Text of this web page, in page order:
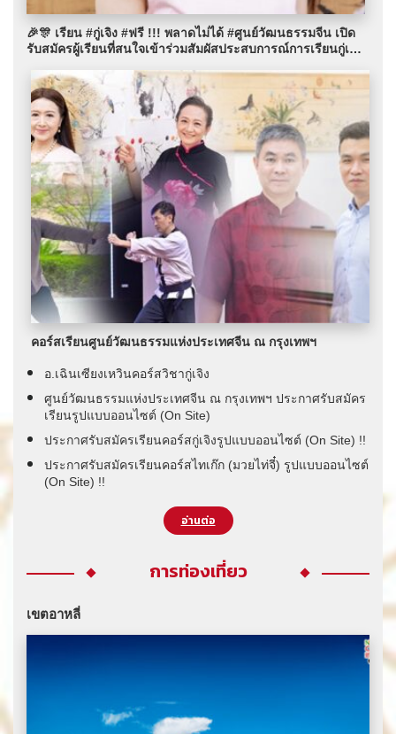
🎉🎊 เรียน #กู่เจิง #ฟรี !!! พลาดไม่ได้ #ศูนย์วัฒนธรรมจีน เปิด
รับสมัครผู้เรียนที่สนใจเข้าร่วมสัมผัสประสบการณ์การเรียนกู่เจิ
คอร์สเรียนศูนย์วัฒนธรรมแห่งประเทศจีน ณ กรุงเทพฯ
อ.เฉินเซียงเหวินคอร์สวิชากู่เจิง
ศูนย์วัฒนธรรมแห่งประเทศจีน ณ กรุงเทพฯ ประกาศรับสมัคร
เรียนรูปแบบออนไซต์ (On Site)
ประกาศรับสมัครเรียนคอร์สกู่เจิงรูปแบบออนไซต์ (On Site) !!
ประกาศรับสมัครเรียนคอร์สไทเก๊ก (มวยไท่จี๋) รูปแบบออนไซต์
(On Site) !!
อ่านต่อ
การท่องเที่ยว
เขตอาหลี่